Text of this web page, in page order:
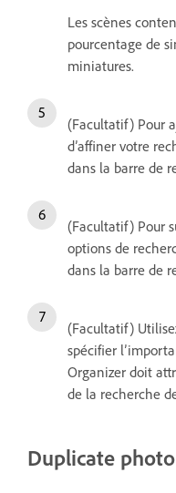
Les scènes
pourcentage de
miniatures.
(Facultatif) Pour
d’affiner votre
dans la barre de
(Facultatif) Pour
options de
dans la barre de
(Facultatif)
spécifier
Organizer doit
de la recherche
Duplicate